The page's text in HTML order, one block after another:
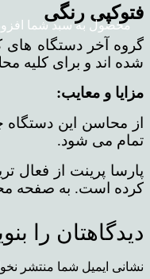
محصول به سبد شما
فتوکپی رنگی
گروه آخر دستگاه های
شده اند و برای کلیه
مزایا و معایب:
از محاسن این
تمام می شود.
پارسا پرینت از فعال
کرده است. به صفحه
دیدگاهتان را
نشانی ایمیل شما منتشر